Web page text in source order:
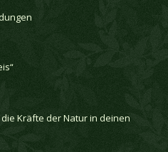
Kräfte der Natur in deinen